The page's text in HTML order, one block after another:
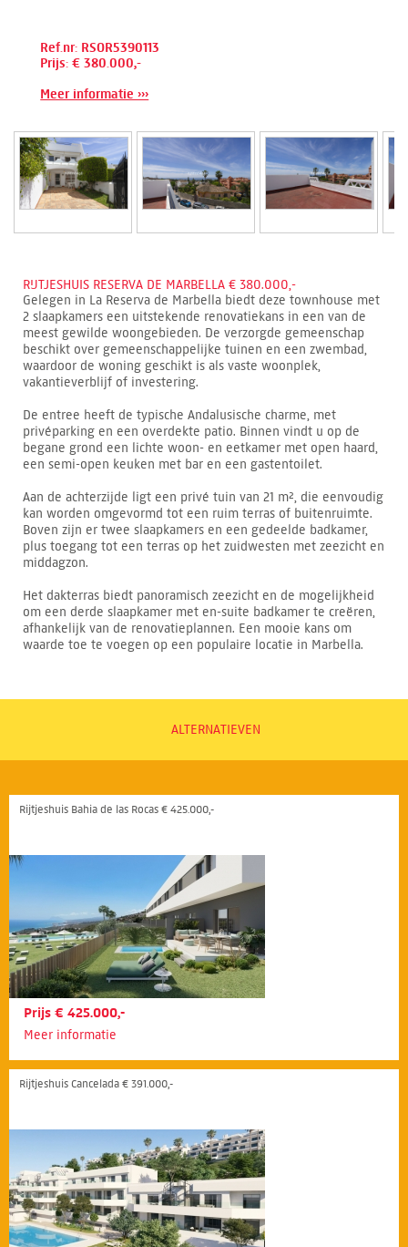
Ref.nr: RSOR5390113
Prijs: € 380.000,-
Meer informatie ›››
RIJTJESHUIS RESERVA DE MARBELLA € 380.000,-
Gelegen in La Reserva de Marbella biedt deze townhouse met
2 slaapkamers een uitstekende renovatiekans in een van de
meest gewilde woongebieden. De verzorgde gemeenschap
beschikt over gemeenschappelijke tuinen en een zwembad,
waardoor de woning geschikt is als vaste woonplek,
vakantieverblijf of investering.
De entree heeft de typische Andalusische charme, met
privéparking en een overdekte patio. Binnen vindt u op de
begane grond een lichte woon- en eetkamer met open haard,
een semi-open keuken met bar en een gastentoilet.
Aan de achterzijde ligt een privé tuin van 21 m², die eenvoudig
kan worden omgevormd tot een ruim terras of buitenruimte.
Boven zijn er twee slaapkamers en een gedeelde badkamer,
plus toegang tot een terras op het zuidwesten met zeezicht en
middagzon.
Het dakterras biedt panoramisch zeezicht en de mogelijkheid
om een derde slaapkamer met en-suite badkamer te creëren,
afhankelijk van de renovatieplannen. Een mooie kans om
waarde toe te voegen op een populaire locatie in Marbella.
ALTERNATIEVEN
Rijtjeshuis Bahia de las Rocas € 425.000,-
Prijs € 425.000,-
Meer informatie
Rijtjeshuis Cancelada € 391.000,-